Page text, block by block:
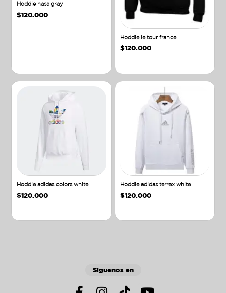
Hoddie nasa gray
$120.000
Hoddie le tour france
$120.000
Hoddie adidas colors white
$120.000
Hoddie adidas terrex white
$120.000
Siguenos en